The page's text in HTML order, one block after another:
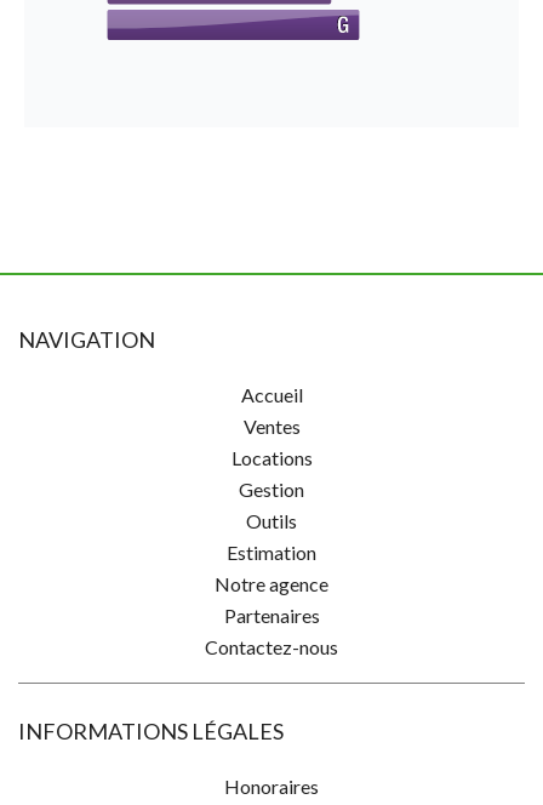
NAVIGATION
Accueil
Ventes
Locations
Gestion
Outils
Estimation
Notre agence
Partenaires
Contactez-nous
INFORMATIONS LÉGALES
Honoraires